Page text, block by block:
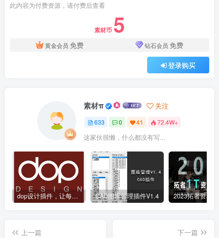
此内容为付费资源，请付费后查看
素材币 5
黄金会员 免费 钻石会员 免费
登录购买
素材π 关注
633 0 41 72.4W+
这家伙很懒，什么都没有写...
dop设计插件，让每个设计师都能享受到CAD制图的乐趣 CAD图库管理插件V1.4
上一篇 下一篇